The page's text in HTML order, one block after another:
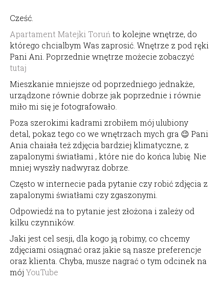
Cześć.
Apartament Matejki Toruń to kolejne wnętrze, do
którego chcialbym Was zaprosić. Wnętrze z pod ręki
Pani Ani. Poprzednie wnętrze możecie zobaczyć
tutaj
Mieszkanie mniejsze od poprzedniego jednakże,
urządzone równie dobrze jak poprzednie i równie
miło mi się je fotografowało.
Poza szerokimi kadrami zrobiłem mój ulubiony
detal, pokaz tego co we wnętrzach mych gra 😉 Pani
Ania chaiała też zdjęcia bardziej klimatyczne, z
zapalonymi światłami , które nie do końca lubię. Nie
mniej wyszły nadwyraz dobrze.
Często w internecie pada pytanie czy robić zdjęcia z
zapalonymi światłami czy zgaszonymi.
Odpowiedź na to pytanie jest złożona i zależy od
kilku czynników.
Jaki jest cel sesji, dla kogo ją robimy, co chcemy
zdjęciami osiągnać oraz jakie są nasze preferencje
oraz klienta. Chyba, musze nagrać o tym odcinek na
mój YouTube